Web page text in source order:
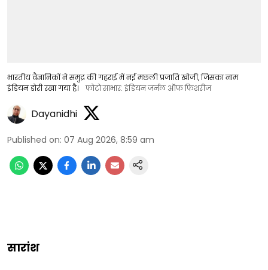
भारतीय वैज्ञानिकों ने समुद्र की गहराई में नई मछली प्रजाति खोजी, जिसका नाम
इंडियन डोरी रखा गया है।
फोटो साभार: इंडियन जर्नल ऑफ फिशरीज
Dayanidhi
Published on: 07 Aug 2026, 8:59 am
सारांश